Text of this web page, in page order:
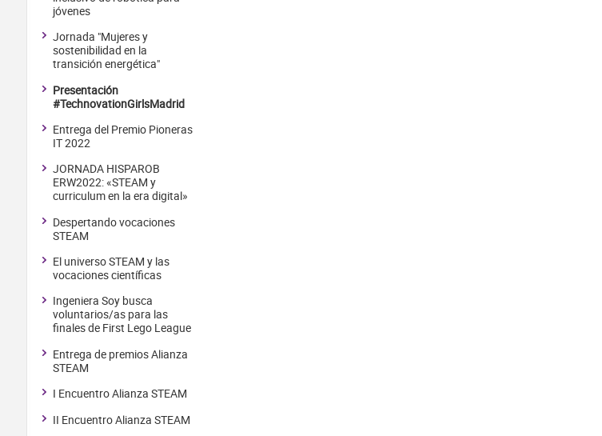
jóvenes
Jornada "Mujeres y
sostenibilidad en la
transición energética"
Presentación
#TechnovationGirlsMadrid
Entrega del Premio Pioneras
IT 2022
JORNADA HISPAROB
ERW2022: «STEAM y
curriculum en la era digital»
Despertando vocaciones
STEAM
El universo STEAM y las
vocaciones científicas
Ingeniera Soy busca
voluntarios/as para las
finales de First Lego League
Entrega de premios Alianza
STEAM
I Encuentro Alianza STEAM
II Encuentro Alianza STEAM